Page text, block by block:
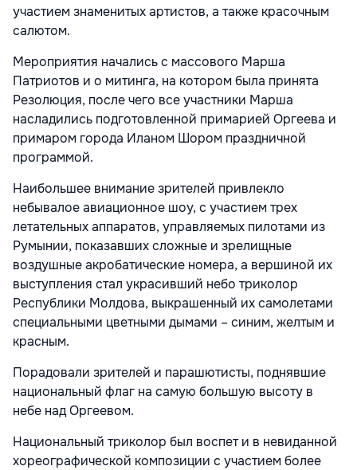
участием знаменитых артистов, а также красочным
салютом.
Мероприятия начались с массового Марша
Патриотов и о митинга, на котором была принята
Резолюция, после чего все участники Марша
насладились подготовленной примарией Оргеева и
примаром города Иланом Шором праздничной
программой.
Наибольшее внимание зрителей привлекло
небывалое авиационное шоу, с участием трех
летательных аппаратов, управляемых пилотами из
Румынии, показавших сложные и зрелищные
воздушные акробатические номера, а вершиной их
выступления стал украсивший небо триколор
Республики Молдова, выкрашенный их самолетами
специальными цветными дымами – синим, желтым и
красным.
Порадовали зрителей и парашютисты, поднявшие
национальный флаг на самую большую высоту в
небе над Оргеевом.
Национальный триколор был воспет и в невиданной
хореографической композиции с участием более